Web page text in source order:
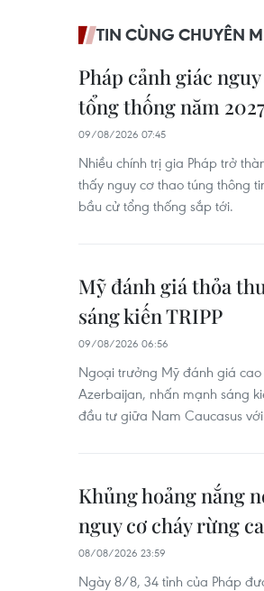
TIN CÙNG CHUYÊN
Pháp cảnh giác
tổng thống năm 2027
09/08/2026 07:45
Nhiều chính trị gia Pháp trở
thấy nguy cơ thao túng thông
bầu cử tổng thống sắp tới.
Mỹ đánh giá thỏa
sáng kiến TRIPP
09/08/2026 06:56
Ngoại trưởng Mỹ đánh giá
Azerbaijan, nhấn mạnh sáng
đầu tư giữa Nam Caucasus
Khủng hoảng nắng
nguy cơ cháy rừng
08/08/2026 23:59
Ngày 8/8, 34 tỉnh của Pháp